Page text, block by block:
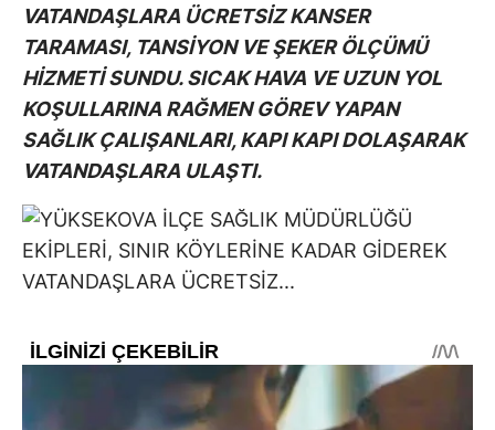
VATANDAŞLARA ÜCRETSİZ KANSER
TARAMASI, TANSİYON VE ŞEKER ÖLÇÜMÜ
HİZMETİ SUNDU. SICAK HAVA VE UZUN YOL
KOŞULLARINA RAĞMEN GÖREV YAPAN
SAĞLIK ÇALIŞANLARI, KAPI KAPI DOLAŞARAK
VATANDAŞLARA ULAŞTI.